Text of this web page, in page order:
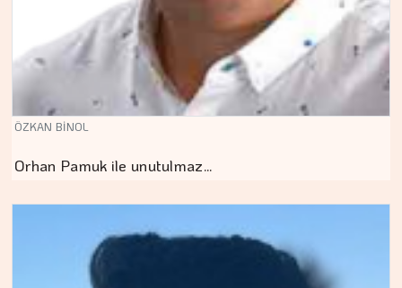
ÖZKAN BİNOL
Orhan Pamuk ile unutulmaz…